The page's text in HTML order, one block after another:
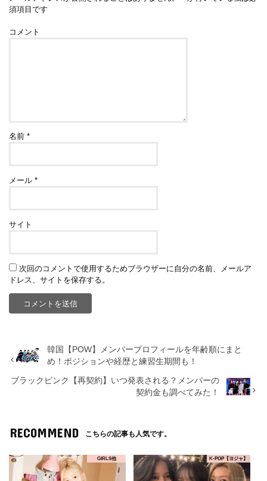
須項目です
コメント
名前*
メール*
サイト
次回のコメントで使用するためブラウザーに自分の名前、メールア
ドレス、サイトを保存する。
韓国【POW】メンバープロフィールを年齢順にまと
め！ポジションや経歴と練習生期間も！
ブラックピンク【再契約】いつ発表される？メンバーの
契約金も調べてみた！
RECOMMEND こちらの記事も人気です。
GIRLS他 K-POP【ヨジャ】